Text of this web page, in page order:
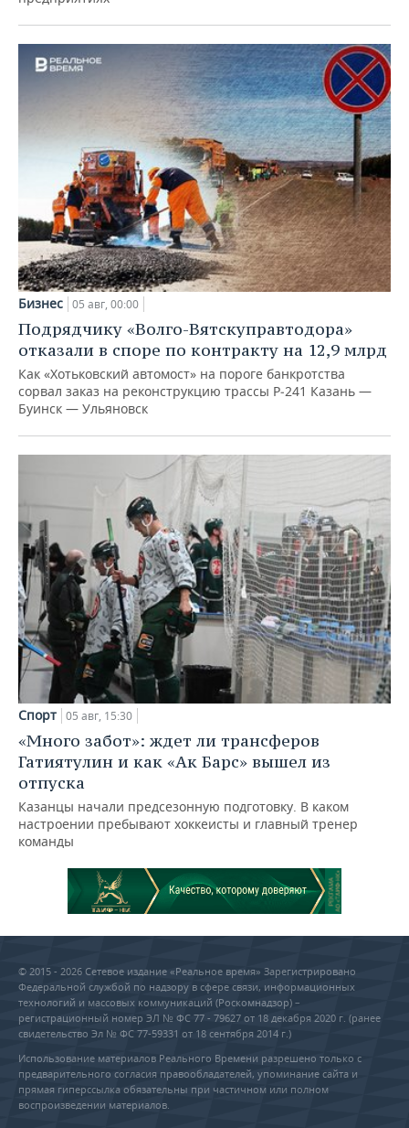
Бизнес 05 авг, 00:00
Подрядчику «Волго-Вятскуправтодора»
отказали в споре по контракту на 12,9 млрд
Как «Хотьковский автомост» на пороге банкротства
сорвал заказ на реконструкцию трассы Р‑241 Казань —
Буинск — Ульяновск
Спорт 05 авг, 15:30
«Много забот»: ждет ли трансферов
Гатиятулин и как «Ак Барс» вышел из
отпуска
Казанцы начали предсезонную подготовку. В каком
настроении пребывают хоккеисты и главный тренер
команды
© 2015 - 2026 Сетевое издание «Реальное время» Зарегистрировано
Федеральной службой по надзору в сфере связи, информационных
технологий и массовых коммуникаций (Роскомнадзор) –
регистрационный номер ЭЛ № ФС 77 - 79627 от 18 декабря 2020 г. (ранее
свидетельство Эл № ФС 77-59331 от 18 сентября 2014 г.)
Использование материалов Реального Времени разрешено только с
предварительного согласия правообладателей, упоминание сайта и
прямая гиперссылка обязательны при частичном или полном
воспроизведении материалов.